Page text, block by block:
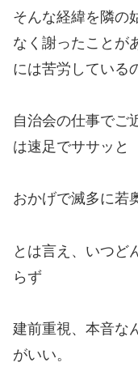
そんな経緯を隣の
なく 謝ったことが
には苦労している
自治会の仕事でご
は速足でササッと
おかげで滅多に若
とは言え、いつど
らず
建前重視、本音な
がいい。